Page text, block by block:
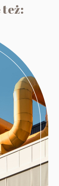
też: